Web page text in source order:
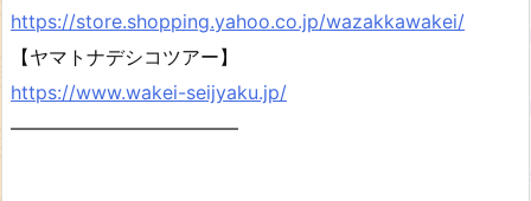
https://store.shopping.yahoo.co.jp/wazakkawakei/
【ヤマトナデシコツアー】
https://www.wakei-seijyaku.jp/
————————————